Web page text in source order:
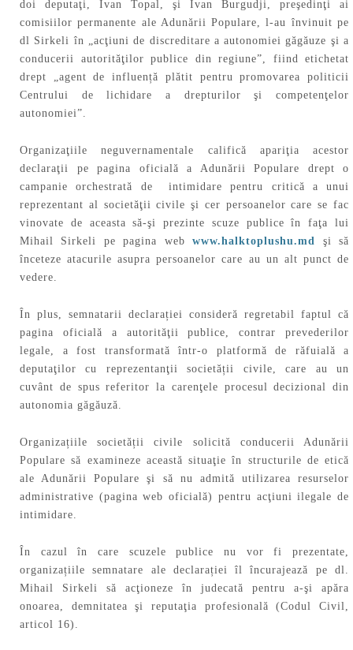
doi deputaţi, Ivan Topal, şi Ivan Burgudji, preşedinţi ai
comisiilor permanente ale Adunării Populare, l-au învinuit pe
dl Sirkeli în „acţiuni de discreditare a autonomiei găgăuze şi a
conducerii autorităţilor publice din regiune”, fiind etichetat
drept „agent de influență plătit pentru promovarea politicii
Centrului de lichidare a drepturilor şi competenţelor
autonomiei”.
Organizaţiile neguvernamentale califică apariţia acestor
declaraţii pe pagina oficială a Adunării Populare drept o
campanie orchestrată de intimidare pentru critică a unui
reprezentant al societăţii civile şi cer persoanelor care se fac
vinovate de aceasta să-şi prezinte scuze publice în faţa lui
Mihail Sirkeli pe pagina webwww.halktoplushu.md şi să
înceteze atacurile asupra persoanelor care au un alt punct de
vedere.
În plus, semnatarii declarației consideră regretabil faptul că
pagina oficială a autorităţii publice, contrar prevederilor
legale, a fost transformată într-o platformă de răfuială a
deputaţilor cu reprezentanţii societății civile, care au un
cuvânt de spus referitor la carenţele procesul decizional din
autonomia găgăuză.
Organizațiile societății civile solicită conducerii Adunării
Populare să examineze această situaţie în structurile de etică
ale Adunării Populare şi să nu admită utilizarea resurselor
administrative (pagina web oficială) pentru acţiuni ilegale de
intimidare.
În cazul în care scuzele publice nu vor fi prezentate,
organizațiile semnatare ale declarației îl încurajează pe dl.
Mihail Sirkeli să acţioneze în judecată pentru a-şi apăra
onoarea, demnitatea şi reputaţia profesională (Codul Civil,
articol 16).